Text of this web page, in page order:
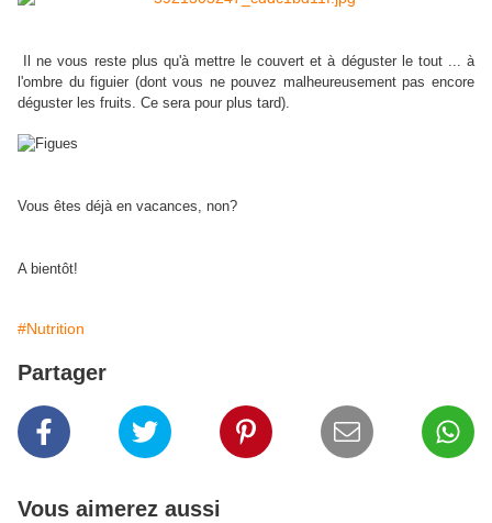
Il ne vous reste plus qu'à mettre le couvert et à déguster le tout ... à
l'ombre du figuier (dont vous ne pouvez malheureusement pas encore
déguster les fruits. Ce sera pour plus tard).
Vous êtes déjà en vacances, non?
A bientôt!
#Nutrition
Partager
Vous aimerez aussi